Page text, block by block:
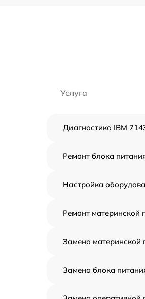
Услуга
Диагностика IBM
Ремонт блока
Настройка
Ремонт материнской
Замена материнской
Замена блока